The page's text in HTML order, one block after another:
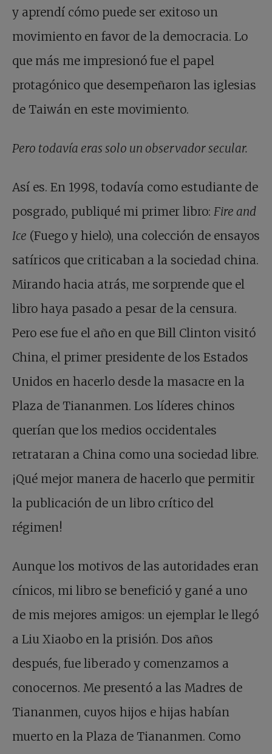
y aprendí cómo puede ser exitoso un
movimiento en favor de la democracia. Lo
que más me impresionó fue el papel
protagónico que desempeñaron las iglesias
de Taiwán en este movimiento.
Pero todavía eras solo un observador secular.
Así es. En 1998, todavía como estudiante de
posgrado, publiqué mi primer libro: Fire and
Ice (Fuego y hielo), una colección de ensayos
satíricos que criticaban a la sociedad china.
Mirando hacia atrás, me sorprende que el
libro haya pasado a pesar de la censura.
Pero ese fue el año en que Bill Clinton visitó
China, el primer presidente de los Estados
Unidos en hacerlo desde la masacre en la
Plaza de Tiananmen. Los líderes chinos
querían que los medios occidentales
retrataran a China como una sociedad libre.
¡Qué mejor manera de hacerlo que permitir
la publicación de un libro crítico del
régimen!
Aunque los motivos de las autoridades eran
cínicos, mi libro se benefició y gané a uno
de mis mejores amigos: un ejemplar le llegó
a Liu Xiaobo en la prisión. Dos años
después, fue liberado y comenzamos a
conocernos. Me presentó a las Madres de
Tiananmen, cuyos hijos e hijas habían
muerto en la Plaza de Tiananmen. Como